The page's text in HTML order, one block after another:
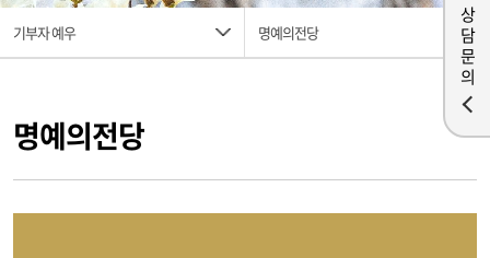
상담 문의
기부자 예우 명예의전당
명예의전당